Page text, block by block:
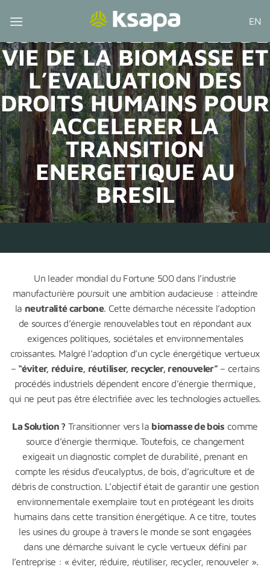
EN
COMBINER LE CYCLE DE
VIE DE LA BIOMASSE ET
L’EVALUATION DES
DROITS HUMAINS POUR
ACCELERER LA
TRANSITION
ENERGETIQUE AU
BRESIL
Un leader mondial du Fortune 500 dans l’industrie
manufacturière poursuit une ambition audacieuse : atteindre
la neutralité carbone. Cette démarche nécessite l’adoption
de sources d’énergie renouvelables tout en répondant aux
exigences politiques, sociétales et environnementales
croissantes. Malgré l’adoption d’un cycle énergétique vertueux
– “éviter, réduire, réutiliser, recycler, renouveler”– certains
procédés industriels dépendent encore d’énergie thermique,
qui ne peut pas être électrifiée avec les technologies actuelles.
La Solution ? Transitionner vers la biomasse de bois comme
source d’énergie thermique. Toutefois, ce changement
exigeait un diagnostic complet de durabilité, prenant en
compte les résidus d’eucalyptus, de bois, d’agriculture et de
débris de construction. L’objectif était de garantir une gestion
environnementale exemplaire tout en protégeant les droits
humains dans cette transition énergétique. A ce titre, toutes
les usines du groupe à travers le monde se sont engagées
dans une démarche suivant le cycle vertueux défini par
l’entreprise : « éviter, réduire, réutiliser, recycler, renouveler ».